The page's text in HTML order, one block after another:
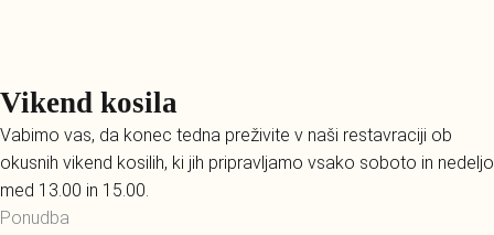
Vikend kosila
Vabimo vas, da konec tedna preživite v naši restavraciji ob
okusnih vikend kosilih, ki jih pripravljamo vsako soboto in nedeljo
med 13.00 in 15.00.
Ponudba